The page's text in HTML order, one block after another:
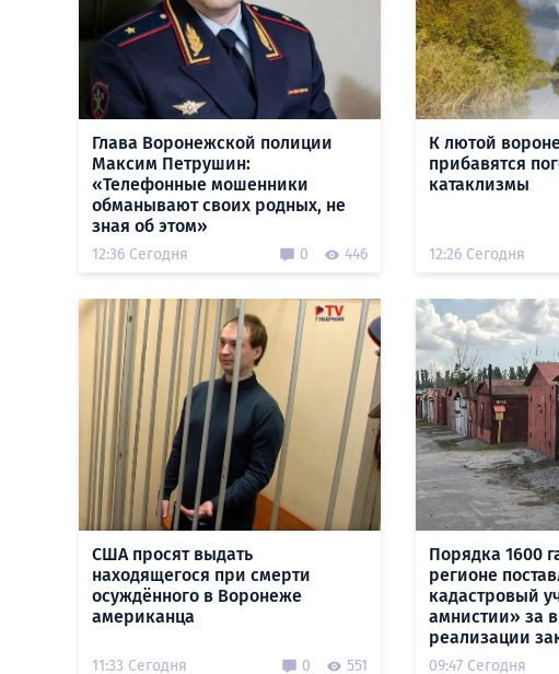
Глава Воронежской полиции
Максим Петрушин:
«Телефонные мошенники
обманывают своих родных, не
зная об этом»
12:36 Сегодня 0 446
К лютой
прибавятся
катаклизмы
12:26 Сегодня
США просят выдать
находящегося при смерти
осуждённого в Воронеже
американца
11:33 Сегодня 0 551
Порядка 1600
регионе
кадастровый
амнистии» за
реализации
09:47 Сегодня